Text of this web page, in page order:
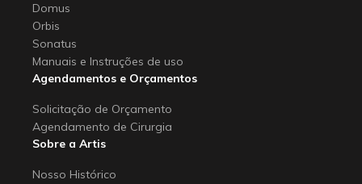
Domus
Orbis
Sonatus
Manuais e Instruções de uso
Agendamentos e Orçamentos
Solicitação de Orçamento
Agendamento de Cirurgia
Sobre a Artis
Nosso Histórico